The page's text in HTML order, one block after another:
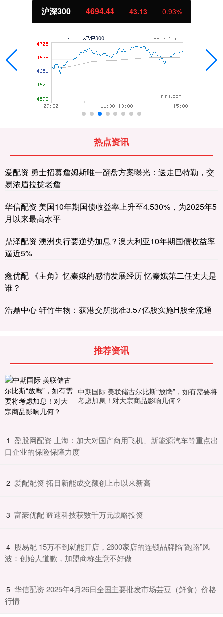
北证50 1134.24 11.37 1.01%
热点资讯
爱配资 勇士招募詹姆斯唯一翻盘方案曝光：送走巴特勒，交
易浓眉拉拢老詹
华信配资 美国10年期国债收益率上升至4.530%，为2025年5
月以来最高水平
鼎泽配资 澳洲央行要逆势加息？澳大利亚10年期国债收益率
逼近5%
鑫优配 《主角》忆秦娥的感情发展经历 忆秦娥第二任丈夫是
谁？
浩鼎中心 轩竹生物：获港交所批准3.57亿股实施H股全流通
推荐资讯
中期国际 美联储古尔比斯“放鹰”，如有需要将
考虑加息！对大宗商品影响几何？
1 ​盈股网配资 上海：加大对国产商用飞机、新能源汽车等重点出
口企业的保险保障力度
2 ​爱配配资 拓日新能成交额创上市以来新高
3 ​富豪优配 耀速科技获数千万元战略投资
4 ​股易配 15万不到就能开店，2600家店的连锁品牌陷“跑路”风
波：创始人道歉，加盟商称生意不好做
5 ​华信配资 2025年4月26日全国主要批发市场芸豆（鲜食）价格
行情